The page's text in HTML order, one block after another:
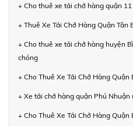
+ Cho thuê xe tải chở hàng quận
+ Thuê Xe Tải Chở Hàng Quận Tân
+ Cho thuê xe tải chở hàng huyện
chóng
+ Cho Thuê Xe Tải Chở Hàng Quận
+ Xe tải chở hàng quận Phú Nhuận
+ Cho Thuê Xe Tải Chở Hàng